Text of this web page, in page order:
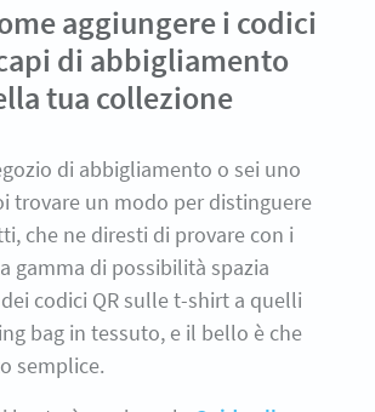
aggiungere i codici
di abbigliamento
tua collezione
di abbigliamento o sei uno
trovare un modo per distinguere
che ne diresti di provare con i
gamma di possibilità spazia
codici QR sulle t-shirt a quelli
bag in tessuto, e il bello è che
semplice.